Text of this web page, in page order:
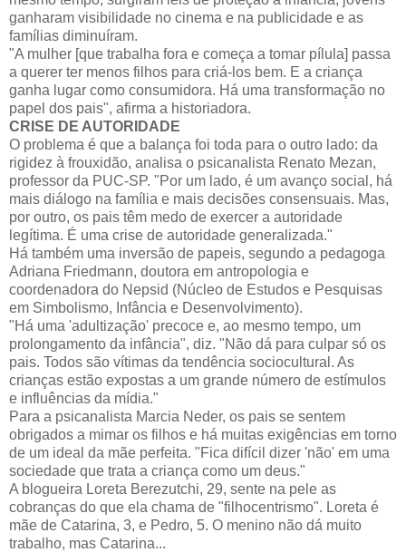
ganharam visibilidade no cinema e na publicidade e as
famílias diminuíram.
"A mulher [que trabalha fora e começa a tomar pílula] passa
a querer ter menos filhos para criá-los bem. E a criança
ganha lugar como consumidora. Há uma transformação no
papel dos pais", afirma a historiadora.
CRISE DE AUTORIDADE
O problema é que a balança foi toda para o outro lado: da
rigidez à frouxidão, analisa o psicanalista Renato Mezan,
professor da PUC-SP. "Por um lado, é um avanço social, há
mais diálogo na família e mais decisões consensuais. Mas,
por outro, os pais têm medo de exercer a autoridade
legítima. É uma crise de autoridade generalizada."
Há também uma inversão de papeis, segundo a pedagoga
Adriana Friedmann, doutora em antropologia e
coordenadora do Nepsid (Núcleo de Estudos e Pesquisas
em Simbolismo, Infância e Desenvolvimento).
"Há uma 'adultização' precoce e, ao mesmo tempo, um
prolongamento da infância", diz. "Não dá para culpar só os
pais. Todos são vítimas da tendência sociocultural. As
crianças estão expostas a um grande número de estímulos
e influências da mídia."
Para a psicanalista Marcia Neder, os pais se sentem
obrigados a mimar os filhos e há muitas exigências em torno
de um ideal da mãe perfeita. "Fica difícil dizer 'não' em uma
sociedade que trata a criança como um deus."
A blogueira Loreta Berezutchi, 29, sente na pele as
cobranças do que ela chama de "filhocentrismo". Loreta é
mãe de Catarina, 3, e Pedro, 5. O menino não dá muito
trabalho, mas Catarina...